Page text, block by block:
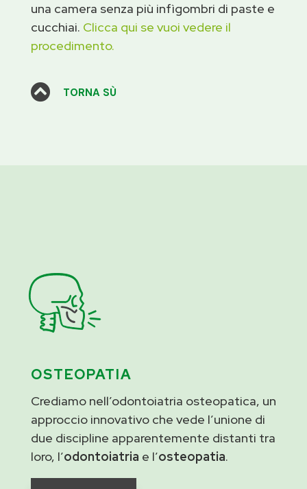
una camera senza più infìgombri di paste e
cucchiai. Clicca qui se vuoi vedere il
procedimento.
 TORNA SÙ
OSTEOPATIA
Crediamo nell’odontoiatria osteopatica, un
approccio innovativo che vede l’unione di
due discipline apparentemente distanti tra
loro, l’odontoiatria e l’osteopatia.